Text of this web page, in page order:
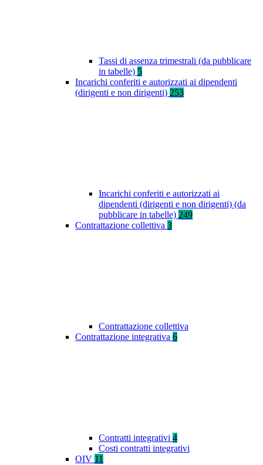
Tassi di assenza trimestrali (da pubblicare
in tabelle) 5
Incarichi conferiti e autorizzati ai dipendenti
(dirigenti e non dirigenti) 253
Incarichi conferiti e autorizzati ai
dipendenti (dirigenti e non dirigenti) (da
pubblicare in tabelle) 249
Contrattazione collettiva 3
Contrattazione collettiva
Contrattazione integrativa 6
Contratti integrativi 4
Costi contratti integrativi
OIV 11